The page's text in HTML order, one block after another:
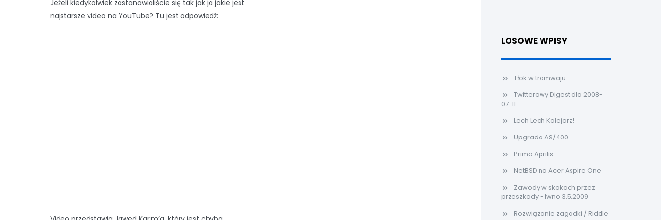
Jeżeli kiedykolwiek zastanawialiście się tak jak ja jakie jest
najstarsze video na YouTube? Tu jest odpowiedź:
LOSOWE WPISY
Tłok w tramwaju
Twitterowy Digest dla 2008-
07-11
Lech Lech Kolejorz!
Upgrade AS/400
Prima Aprilis
NetBSD na Acer Aspire One
Zawody w skokach przez
przeszkody - Iwno 3.5.2009
Rozwiązanie zagadki / Riddle